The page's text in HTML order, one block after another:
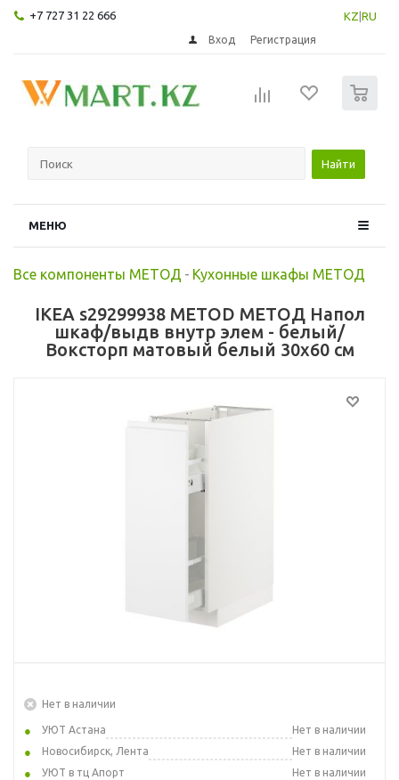
+7 727 31 22 666 KZ RU
Вход Регистрация
Найти
МЕНЮ
Все компоненты МЕТОД - Кухонные шкафы МЕТОД
IKEA s29299938 METOD МЕТОД Напол
шкаф/выдв внутр элем - белый/
Воксторп матовый белый 30x60 см
Нет в наличии
УЮТ Астана
Нет в наличии
Новосибирск, Лента
Нет в наличии
УЮТ в тц Апорт
Нет в наличии